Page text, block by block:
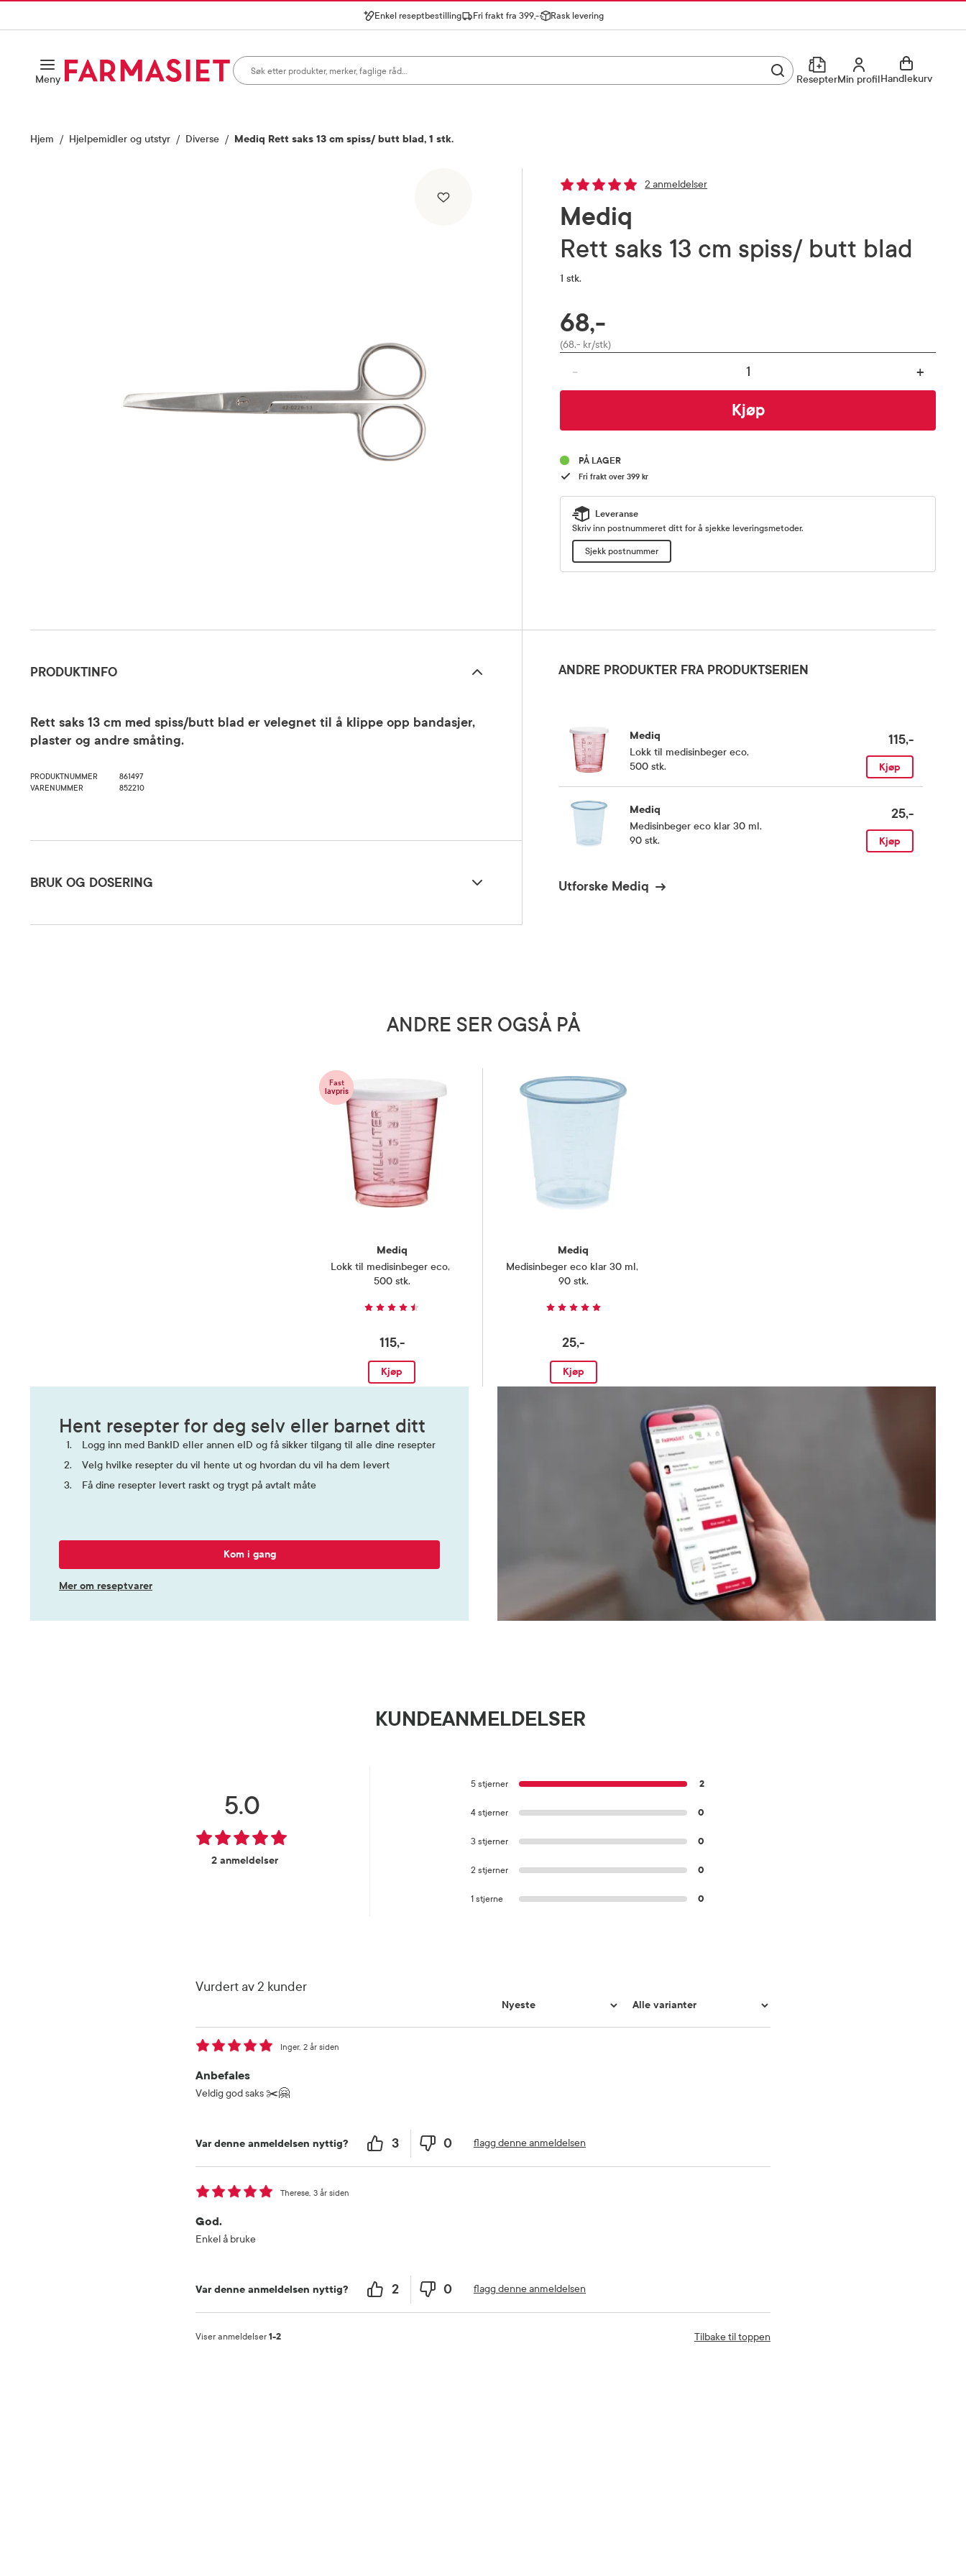
Enkel reseptbestilling Fri frakt fra 399,- Rask levering
INNHOLD
MenyÅpne
Søk i apotek
Utfør søkResepterMin profilMin profilHandlekurv
Hjem Hjelpemidler og utstyr Diverse Mediq Rett saks 13 cm spiss/ butt blad, 1 stk.
2 anmeldelser
Mediq
Rett saks 13 cm spiss/ butt blad
1 stk.
RABATTPROSENT
Pris
68,-
(68,- kr/stk)
- +
Kjøp
PÅ LAGER
Fri frakt over 399 kr
Leveranse
Skriv inn postnummeret ditt for å sjekke leveringsmetoder.
Sjekk postnummer
PRODUKTINFO
Rett saks 13 cm med spiss/butt blad er velegnet til å klippe opp bandasjer,
plaster og andre småting.
PRODUKTNUMMER
861497
VARENUMMER
852210
BRUK OG DOSERING
ANDRE PRODUKTER FRA PRODUKTSERIEN
Mediq
Lokk til medisinbeger eco,
500 stk.
115,-
Kjøp
Mediq
Medisinbeger eco klar 30 ml,
90 stk.
25,-
Kjøp
Utforske Mediq
ANDRE SER OGSÅ PÅ
Fast
lavpris
Mediq
Lokk til medisinbeger eco,
500 stk.
115,-
Kjøp
Mediq
Medisinbeger eco klar 30 ml,
90 stk.
25,-
Kjøp
Hent resepter for deg selv eller barnet ditt
Logg inn med BankID eller annen eID og få sikker tilgang til alle dine resepter
Velg hvilke resepter du vil hente ut og hvordan du vil ha dem levert
Få dine resepter levert raskt og trygt på avtalt måte
Kom i gang
Mer om reseptvarer
KUNDEANMELDELSER
5.0
2 anmeldelser
5 stjerner 2
4 stjerner 0
3 stjerner 0
2 stjerner 0
1 stjerne 0
Vurdert av 2 kunder
Anbefales
2 år siden
Inger
Veldig god saks ✂️🤗
Var denne anmeldelsen nyttig? 3 0 flagg denne anmeldelsen
God.
3 år siden
Therese
Enkel å bruke
Var denne anmeldelsen nyttig? 2 0 flagg denne anmeldelsen
Viser anmeldelser 1-2 Tilbake til toppen